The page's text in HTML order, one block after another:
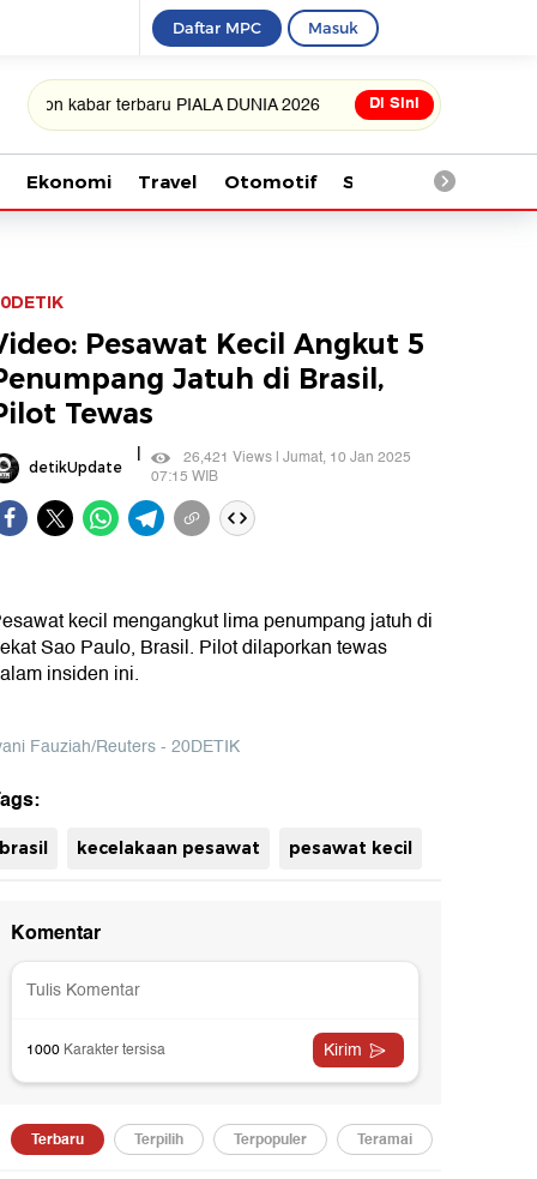
Daftar MPC Masuk
kabar terbaru PIALA DUNIA 2026 Di Sini
Ekonomi Travel Otomotif Saintek
Pesawat Kecil Angkut 5
Jatuh di Brasil,
Tewas
detikUpdate |
26,421 Views | Jumat, 10 Jan 2025
07:15 WIB
kecil mengangkut lima penumpang jatuh di
Sao Paulo, Brasil. Pilot dilaporkan tewas
insiden ini.
Fauziah/Reuters - 20DETIK
brasil kecelakaan pesawat pesawat kecil